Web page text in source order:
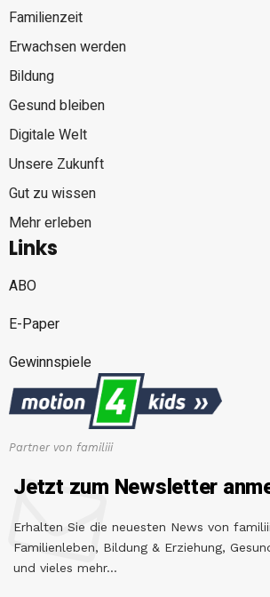
Familienzeit
Erwachsen werden
Bildung
Gesund bleiben
Digitale Welt
Unsere Zukunft
Gut zu wissen
Mehr erleben
Links
ABO
E-Paper
Gewinnspiele
Partner von familiii
Jetzt zum Newsletter
Erhalten Sie die neuesten News von
Familienleben, Bildung & Erziehung,
und vieles mehr...